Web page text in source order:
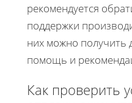
рекомендуется
поддержки
них можно получить
помощь и
Как проверить